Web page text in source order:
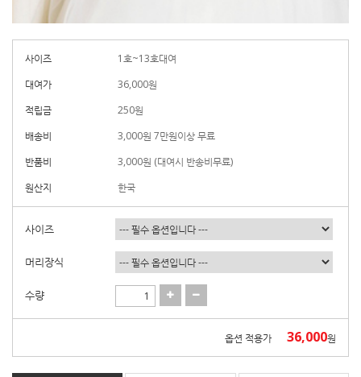
사이즈
1호~13호대여
대여가
36,000원
적립금
250원
배송비
3,000원 7만원이상 무료
반품비
3,000원 (대여시 반송비무료)
원산지
한국
사이즈
머리장식
수량
옵션 적용가 36,000원